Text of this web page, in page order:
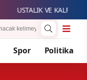
USTALIK VE KALFALIK
Spor Politika